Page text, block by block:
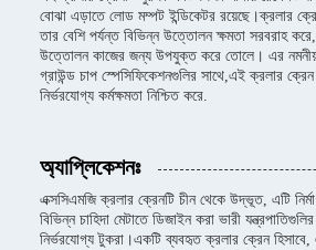
বোঝা এড়াতে লোড মম্পট ইন্ডিকেটর রয়েছে।ক্রলার
তার বেশি পর্যন্ত বিভিন্ন উত্তোলন ক্ষমতা সরবরাহ
উত্তোলন কাজের জন্য উপযুক্ত করে তোলে। এর নমনীয়
গ্রাউন্ড চাপ স্পেসিফিকেশনগুলির সাথে,এই ক্রলার ক্রেন
নির্ভরযোগ্য কর্মক্ষমতা নিশ্চিত করে.
অ্যাপ্লিকেশনঃ
এক্সসিএমজি ক্রলার ক্রেনটি চীন থেকে উদ্ভূত, এটি
বিভিন্ন চাহিদা মেটাতে ডিজাইন করা ভারী
নির্ভরযোগ্য টুকরা।একটি ব্যবহৃত ক্রলার ক্রেন হিসাবে,